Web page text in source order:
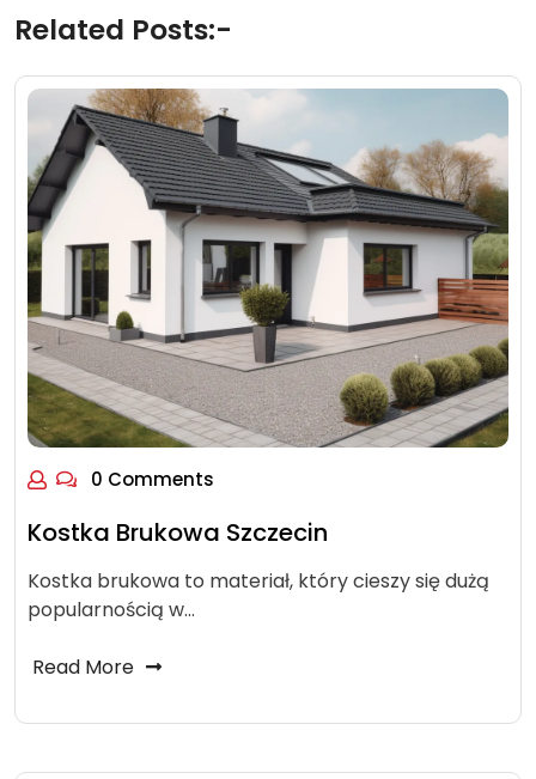
Related Posts:-
0 Comments
Kostka Brukowa Szczecin
Kostka brukowa to materiał, który cieszy się dużą
popularnością w…
Read More